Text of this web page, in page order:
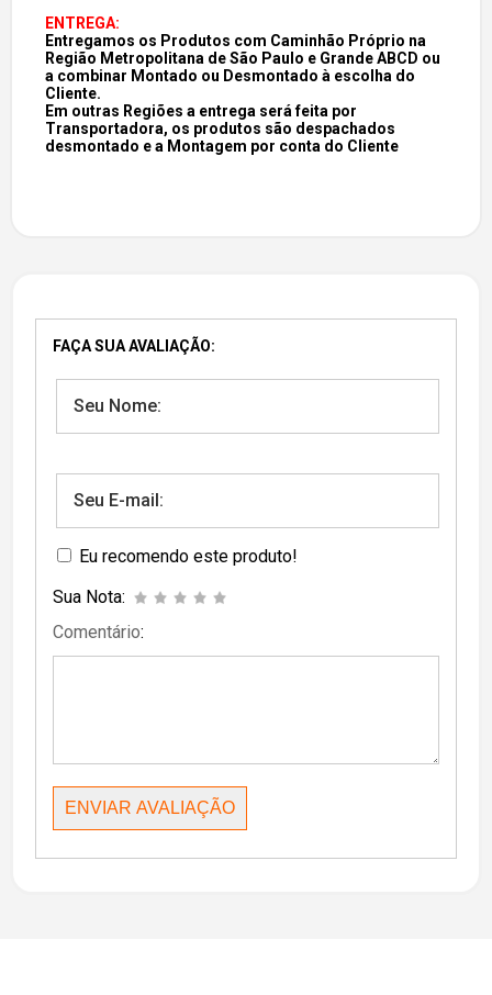
ENTREGA:
Entregamos os Produtos com Caminhão Próprio na
Região Metropolitana de São Paulo e Grande ABCD ou
a combinar Montado ou Desmontado à escolha do
Cliente.
Em outras Regiões a entrega será feita por
Transportadora, os produtos são despachados
desmontado e a Montagem por conta do Cliente
FAÇA SUA AVALIAÇÃO:
Eu recomendo este produto!
Sua Nota:
Comentário: